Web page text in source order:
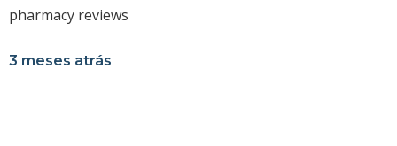
pharmacy reviews
3 meses atrás